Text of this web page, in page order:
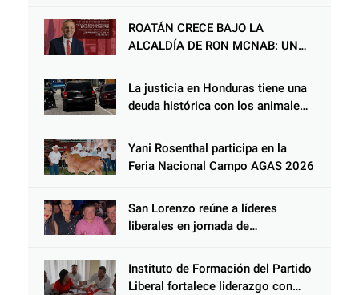
ROATÁN CRECE BAJO LA
ALCALDÍA DE RON MCNAB: UN
COMUNIDAD Y DEL PARTIDO
LIBERAL
La justicia en Honduras tiene una
deuda histórica con los animales,
peso de la ley al responsable de
Choloma es consolidar un Estado
que protege al verdugo y
Yani Rosenthal participa en la
Feria Nacional Campo AGAS 2026
San Lorenzo reúne a líderes
liberales en jornada de
Instituto de Formación del Partido
Liberal fortalece liderazgo con